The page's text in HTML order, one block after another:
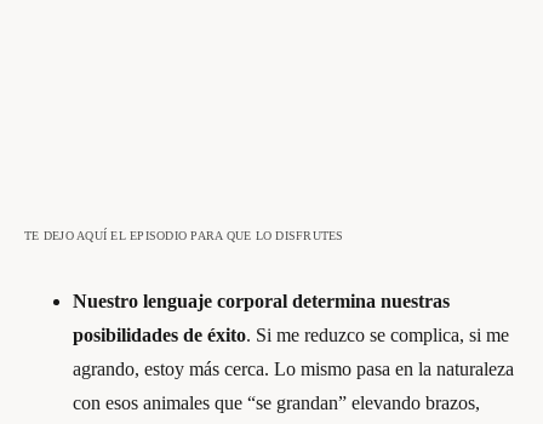
TE DEJO AQUÍ EL EPISODIO PARA QUE LO DISFRUTES
Nuestro lenguaje corporal determina nuestras
posibilidades de éxito. Si me reduzco se complica, si me
agrando, estoy más cerca. Lo mismo pasa en la naturaleza
con esos animales que “se grandan” elevando brazos,